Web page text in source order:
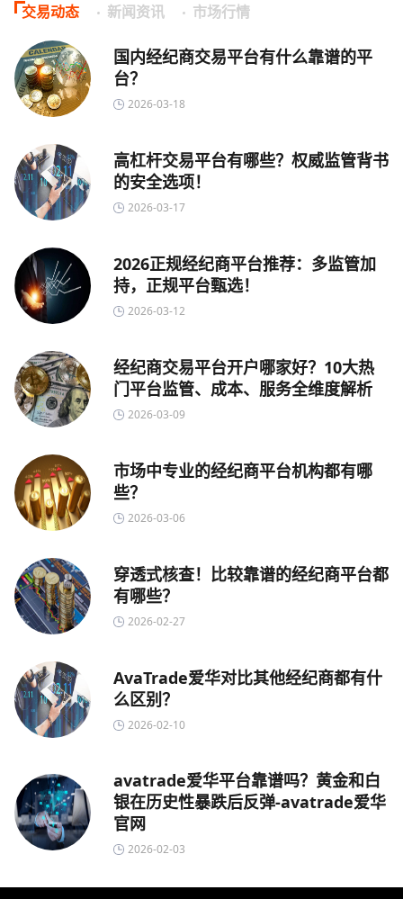
交易动态 新闻资讯 市场行情
国内经纪商交易平台有什么靠谱的平
台？
2026-03-18
高杠杆交易平台有哪些？权威监管背书
的安全选项！
2026-03-17
2026正规经纪商平台推荐：多监管加
持，正规平台甄选！
2026-03-12
经纪商交易平台开户哪家好？10大热
门平台监管、成本、服务全维度解析
2026-03-09
市场中专业的经纪商平台机构都有哪
些？
2026-03-06
穿透式核查！比较靠谱的经纪商平台都
有哪些？
2026-02-27
AvaTrade爱华对比其他经纪商都有什
么区别？
2026-02-10
avatrade爱华平台靠谱吗？黄金和白
银在历史性暴跌后反弹-avatrade爱华
官网
2026-02-03